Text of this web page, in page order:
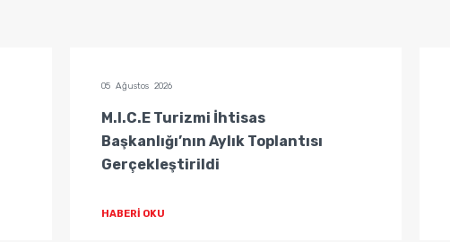
05 Ağustos 2026
M.I.C.E Turizmi İhtisas
Başkanlığı’nın Aylık Toplantısı
Gerçekleştirildi
HABERİ OKU